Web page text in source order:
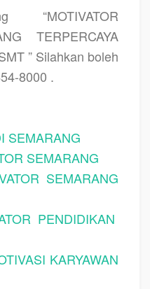
“MOTIVATOR
TERPERCAYA
” Silahkan boleh
8000 .
SEMARANG
SEMARANG
SEMARANG
PENDIDIKAN
KARYAWAN